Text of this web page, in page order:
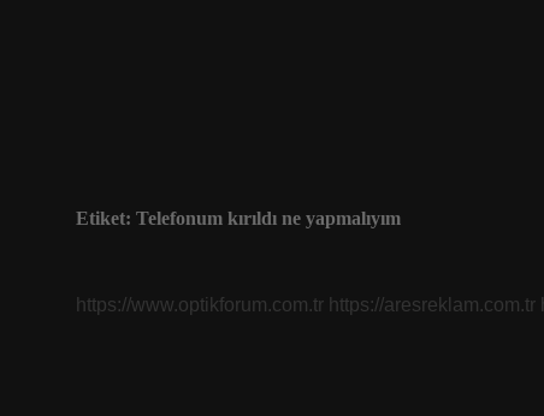
Etiket: Telefonum kırıldı ne yapmalıyım
https://www.optikforum.com.tr https://aresreklam.com.tr